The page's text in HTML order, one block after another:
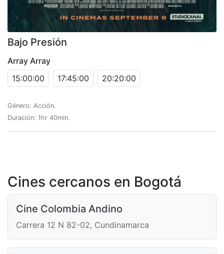
Bajo Presión
Array Array
15:00:00
17:45:00 20:20:00
Género: Acción.
Duración: 1hr 40min.
Cines cercanos en Bogotá
Cine Colombia Andino
Carrera 12 N 82-02, Cundinamarca